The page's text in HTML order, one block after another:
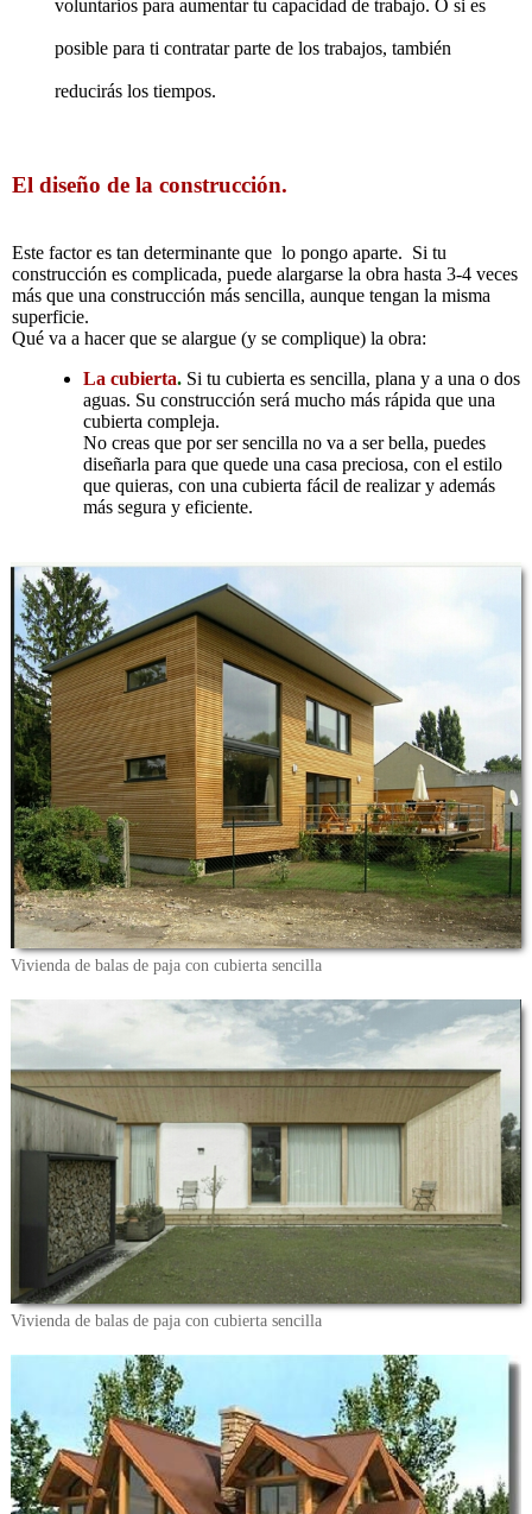
voluntarios para aumentar tu capacidad de trabajo. O si es
posible para ti contratar parte de los trabajos, también
reducirás los tiempos.
El diseño de la construcción.
Este factor es tan determinante que lo pongo aparte. Si tu
construcción es complicada, puede alargarse la obra hasta 3-4 veces
más que una construcción más sencilla, aunque tengan la misma
superficie.
Qué va a hacer que se alargue (y se complique) la obra:
La cubierta. Si tu cubierta es sencilla, plana y a una o dos
aguas. Su construcción será mucho más rápida que una
cubierta compleja.
No creas que por ser sencilla no va a ser bella, puedes
diseñarla para que quede una casa preciosa, con el estilo
que quieras, con una cubierta fácil de realizar y además
más segura y eficiente.
Vivienda de balas de paja con cubierta sencilla
Vivienda de balas de paja con cubierta sencilla